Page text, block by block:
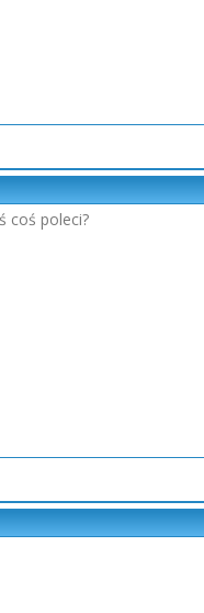
coś poleci?